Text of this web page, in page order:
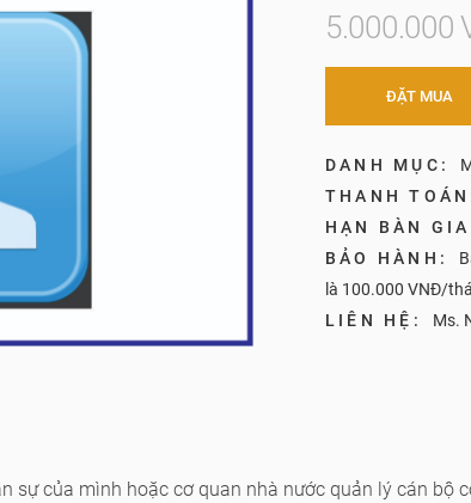
5.000.000
ĐẶT MUA
DANH MỤC:
THANH
HẠN BÀN
BẢO HÀNH:
là 100.000 VNĐ/
LIÊN HỆ:
Ms.
sự của mình hoặc cơ quan nhà nước quản lý cán bộ